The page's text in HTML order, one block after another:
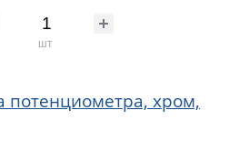
шт
потенциометра, хром,